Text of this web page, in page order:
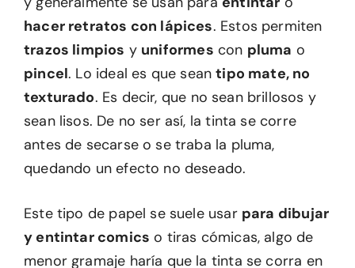
hacer retratos con lápices. Estos permiten
trazos limpios y uniformes con pluma o
pincel. Lo ideal es que seantipo mate, no
texturado. Es decir, que no sean brillosos y
sean lisos. De no ser así, la tinta se corre
antes de secarse o se traba la pluma,
quedando un efecto no deseado.
Este tipo de papel se suele usar para dibujar
y entintar comics o tiras cómicas, algo de
menor gramaje haría que la tinta se corra en